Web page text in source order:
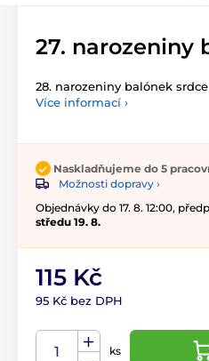
27. narozeniny
28. narozeniny balónek srdce
Více informací ›
Naskladňujeme do 5
Možnosti dopravy ›
Objednávky do 17. 8. 12:00,
středu 19. 8.
115 Kč
95 Kč bez DPH
ks